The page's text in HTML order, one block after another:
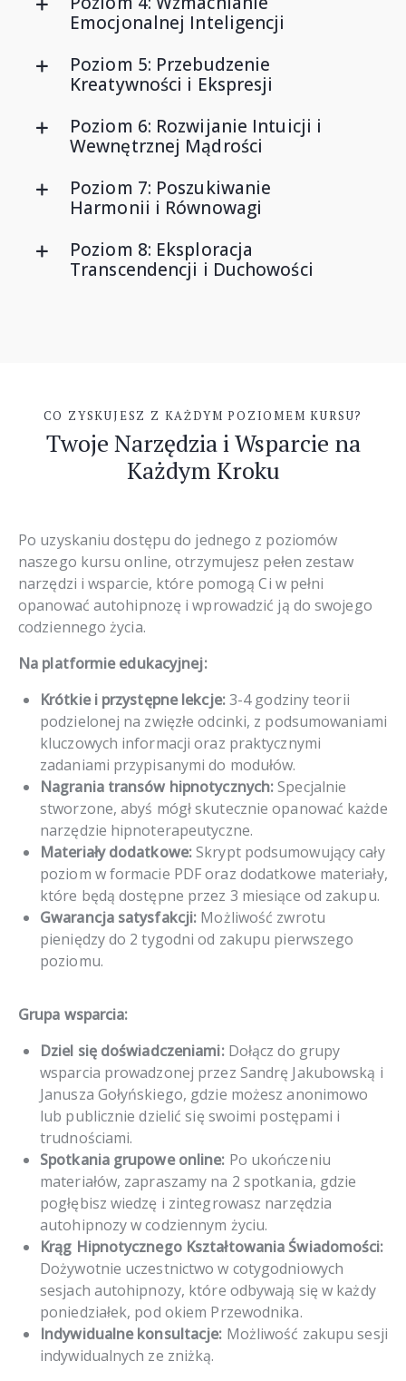
Emocjonalnej Inteligencji
Poziom 5: Przebudzenie
Kreatywności i Ekspresji
Poziom 6: Rozwijanie Intuicji i
Wewnętrznej Mądrości
Poziom 7: Poszukiwanie
Harmonii i Równowagi
Poziom 8: Eksploracja
Transcendencji i Duchowości
CO ZYSKUJESZ Z KAŻDYM POZIOMEM KURSU?
Twoje Narzędzia i Wsparcie na
Każdym Kroku
Po uzyskaniu dostępu do jednego z poziomów
naszego kursu online, otrzymujesz pełen zestaw
narzędzi i wsparcie, które pomogą Ci w pełni
opanować autohipnozę i wprowadzić ją do swojego
codziennego życia.
Na platformie edukacyjnej:
Krótkie i przystępne lekcje:3-4 godziny teorii
podzielonej na zwięzłe odcinki, z podsumowaniami
kluczowych informacji oraz praktycznymi
zadaniami przypisanymi do modułów.
Nagrania transów hipnotycznych:Specjalnie
stworzone, abyś mógł skutecznie opanować każde
narzędzie hipnoterapeutyczne.
Materiały dodatkowe:Skrypt podsumowujący cały
poziom w formacie PDF oraz dodatkowe materiały,
które będą dostępne przez 3 miesiące od zakupu.
Gwarancja satysfakcji: Możliwość zwrotu
pieniędzy do 2 tygodni od zakupu pierwszego
poziomu.
Grupa wsparcia:
Dziel się doświadczeniami:Dołącz do grupy
wsparcia prowadzonej przez Sandrę Jakubowską i
Janusza Gołyńskiego, gdzie możesz anonimowo
lub publicznie dzielić się swoimi postępami i
trudnościami.
Spotkania grupowe online: Po ukończeniu
materiałów, zapraszamy na 2 spotkania, gdzie
pogłębisz wiedzę i zintegrowasz narzędzia
autohipnozy w codziennym życiu.
Krąg Hipnotycznego Kształtowania Świadomości:
Dożywotnie uczestnictwo w cotygodniowych
sesjach autohipnozy, które odbywają się w każdy
poniedziałek, pod okiem Przewodnika.
Indywidualne konsultacje: Możliwość zakupu sesji
indywidualnych ze zniżką.